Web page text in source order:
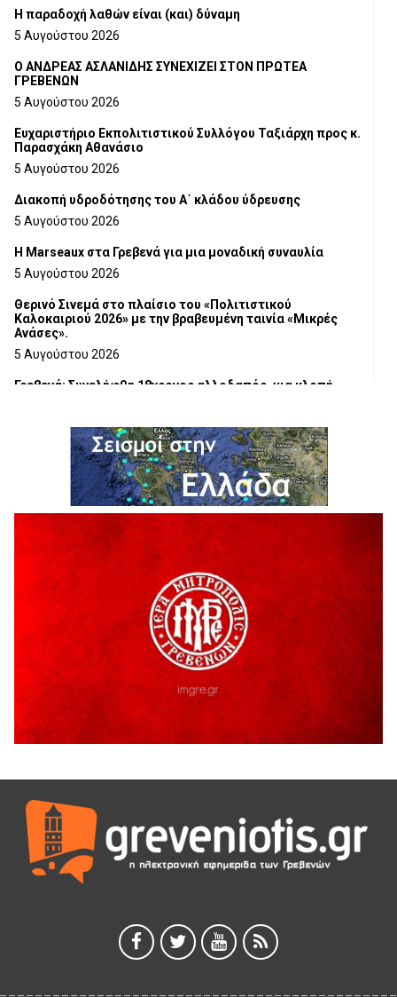
H παραδοχή λαθών είναι (και) δύναμη
5 Αυγούστου 2026
Ο ΑΝΔΡΕΑΣ ΑΣΛΑΝΙΔΗΣ ΣΥΝΕΧΙΖΕΙ ΣΤΟΝ ΠΡΩΤΕΑ
ΓΡΕΒΕΝΩΝ
5 Αυγούστου 2026
Ευχαριστήριο Εκπολιτιστικού Συλλόγου Ταξιάρχη προς κ.
Παρασχάκη Αθανάσιο
5 Αυγούστου 2026
Διακοπή υδροδότησης του Α΄ κλάδου ύδρευσης
5 Αυγούστου 2026
Η Marseaux στα Γρεβενά για μια μοναδική συναυλία
5 Αυγούστου 2026
Θερινό Σινεμά στο πλαίσιο του «Πολιτιστικού
Καλοκαιριού 2026» με την βραβευμένη ταινία «Μικρές
Ανάσες».
5 Αυγούστου 2026
Γρεβενά: Συνελήφθη 18χρονος αλλοδαπός, για κλοπή
ΑΗ ΛΑΟΣ | 5 Αυγούστου | Υπαίθριο Θέατρο “Καστράκι”,
5 Αυγούστου 2026
41η Γιορτή Κρασιού στο Τρίκωμο – «Γιορτή Παράδοσης»
5 Αυγούστου 2026
ΜΟΡΙΟΔΟΤΟΥΜΕΝΑ ΣΕΜΙΝΑΡΙΑ ΑΠΟ ΤΟ ΠΑΝΕΠΙΣΤΗΜΙΟ
ΠΕΙΡΑΙΑ
ΕΥΧΑΡΙΣΤΙΕΣ Φυσιολατρικού Συλλόγου Γρεβενών
4 Αυγούστου 2026
Έκτακτη χρηματοδότηση 400.000€ για επιπλέον εργασίες
στο Δημοτικό Στάδιο Γρεβενών «Μίλτος Τεντόγλου»
4 Αυγούστου 2026
4 Αυγούστου 2026
Ολοσχερής καταστροφή κατοικίας από πυρκαγιά στην
Καληράχη Γρεβενών
3 Αυγούστου 2026
ΚΑΤΑΓΡΑΦΗ ΤΕΚΜΗΡΙΩΣΗ ΚΑΙ ΨΗΦΙΟΠΟΙΗΣΗ ΤΩΝ